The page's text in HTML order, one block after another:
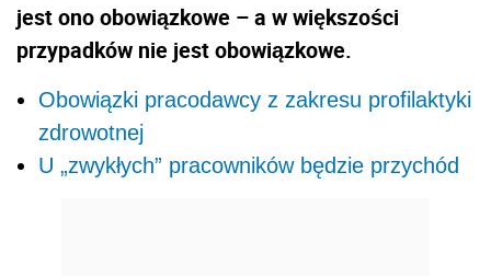
jest ono obowiązkowe – a w większości
przypadków nie jest obowiązkowe.
Obowiązki pracodawcy z zakresu profilaktyki
zdrowotnej
U „zwykłych” pracowników będzie przychód